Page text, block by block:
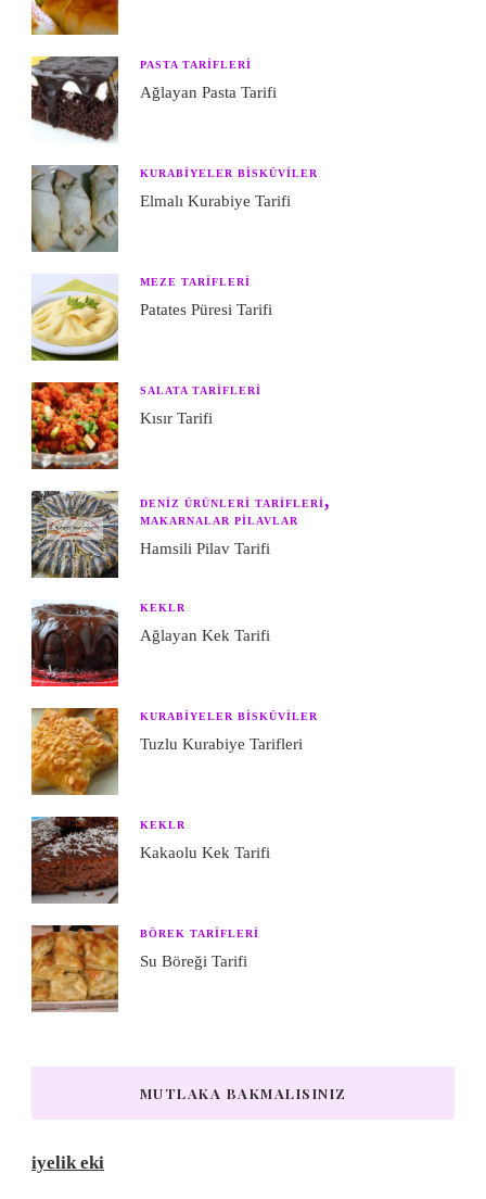
PASTA TARIFLERI
Ağlayan Pasta Tarifi
KURABIYELER BISKÜVILER
Elmalı Kurabiye Tarifi
MEZE TARIFLERI
Patates Püresi Tarifi
SALATA TARIFLERI
Kısır Tarifi
DENIZ ÜRÜNLERI TARIFLERI
MAKARNALAR PILAVLAR
Hamsili Pilav Tarifi
KEKLR
Ağlayan Kek Tarifi
KURABIYELER BISKÜVILER
Tuzlu Kurabiye Tarifleri
KEKLR
Kakaolu Kek Tarifi
BÖREK TARIFLERI
Su Böreği Tarifi
MUTLAKA BAKMALISINIZ
iyelik eki